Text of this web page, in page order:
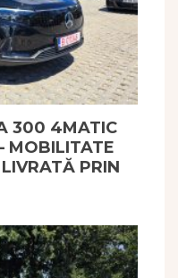
300 4MATIC
MOBILITATE
PRIN